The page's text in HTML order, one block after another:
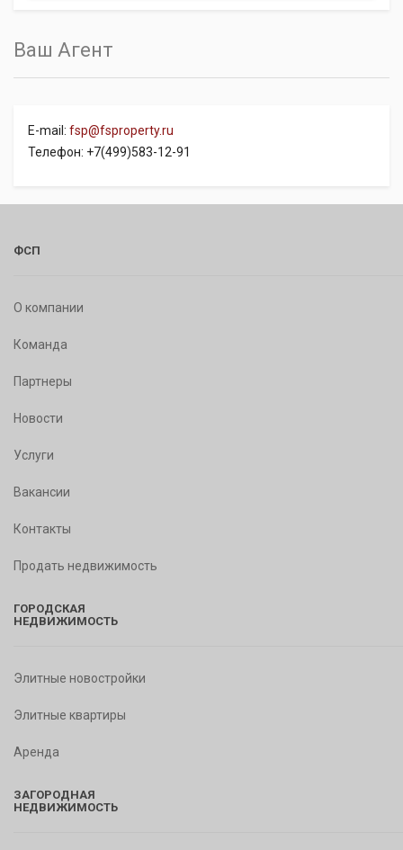
Ваш Агент
E-mail: fsp@fsproperty.ru
Телефон: +7(499)583-12-91
ФСП
О компании
Команда
Партнеры
Новости
Услуги
Вакансии
Контакты
Продать недвижимость
ГОРОДСКАЯ
НЕДВИЖИМОСТЬ
Элитные новостройки
Элитные квартиры
Аренда
ЗАГОРОДНАЯ
НЕДВИЖИМОСТЬ